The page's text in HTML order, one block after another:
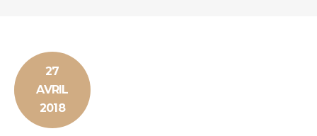
27
AVRIL
2018